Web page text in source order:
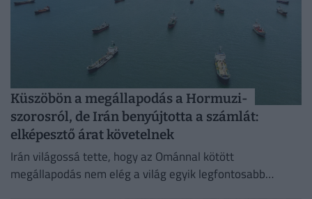
Küszöbön a megállapodás a Hormuzi-
szorosról, de Irán benyújtotta a számlát:
elképesztő árat követelnek
Irán világossá tette, hogy az Ománnal kötött
megállapodás nem elég a világ egyik legfontosabb